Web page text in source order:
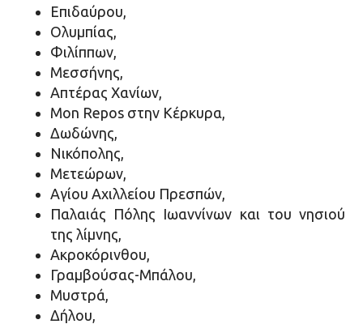
Επιδαύρου,
Ολυμπίας,
Φιλίππων,
Μεσσήνης,
Απτέρας Χανίων,
Mon Repos στην Κέρκυρα,
Δωδώνης,
Νικόπολης,
Μετεώρων,
Αγίου Αχιλλείου Πρεσπών,
Παλαιάς Πόλης Ιωαννίνων και του νησιού
της λίμνης,
Ακροκόρινθου,
Γραμβούσας-Μπάλου,
Μυστρά,
Δήλου,